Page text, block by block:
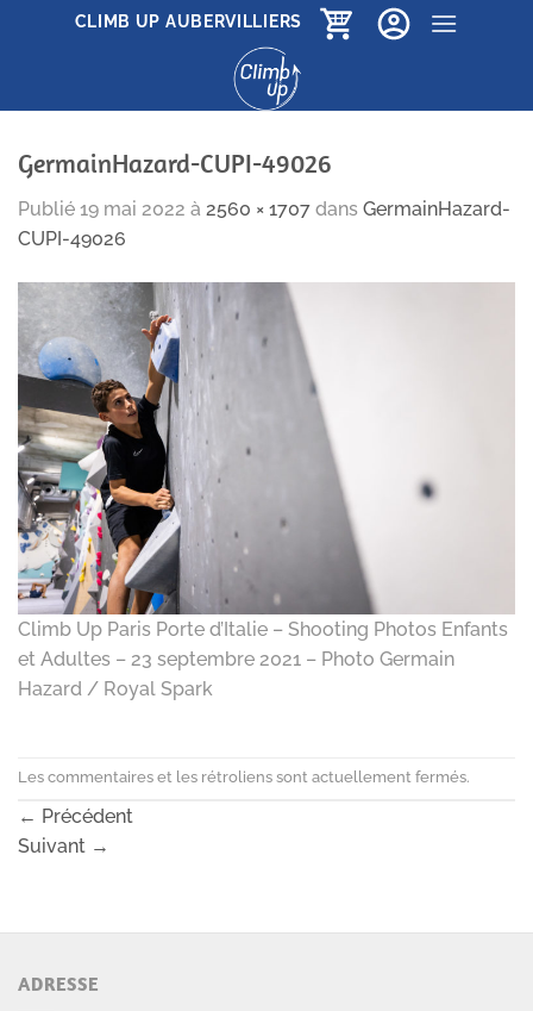
CLIMB UP AUBERVILLIERS
GermainHazard-CUPI-49026
Publié 19 mai 2022 à 2560 × 1707 dans GermainHazard-
CUPI-49026
Climb Up Paris Porte d’Italie – Shooting Photos Enfants
et Adultes – 23 septembre 2021 – Photo Germain
Hazard / Royal Spark
Les commentaires et les rétroliens sont actuellement fermés.
← Précédent
Suivant →
ADRESSE